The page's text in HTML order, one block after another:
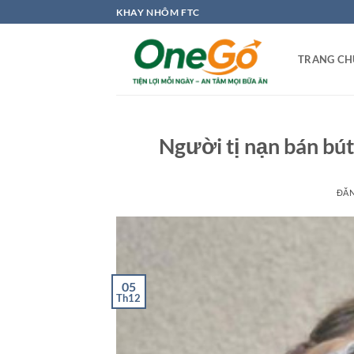
qua
KHAY NHÔM FTC
TRANG
Người tị nạn bán
05
Th12